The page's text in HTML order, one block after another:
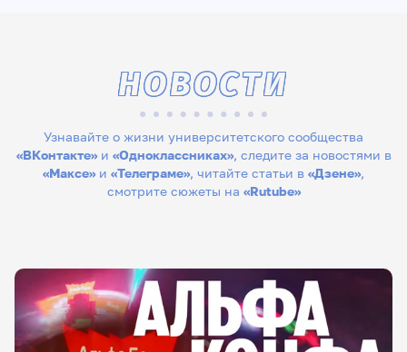
Узнавайте о жизни университетского сообщества
«ВКонтакте»и «Одноклассниках», следите за новостями в
«Максе» и «Телеграме», читайте статьи в «Дзене»,
смотрите сюжеты на «Rutube»
НОВОСТИ